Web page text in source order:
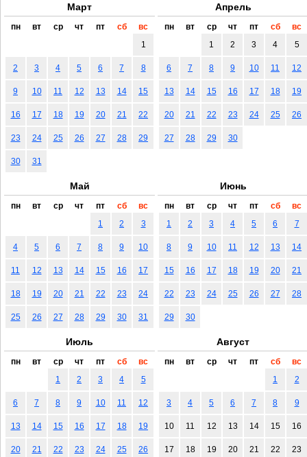
Март
пн вт ср чт пт сб
вс
1
2 3 4 5 6 7 8
9 10 11 12 13 14 15
16 17 18 19 20 21 22
23 24 25 26 27 28 29
30 31
Апрель
пн вт ср чт пт сб
вс
1
2 3 4 5
6 7 8 9 10 11 12
13 14 15 16 17 18 19
20 21 22 23 24 25 26
27 28 29 30
Май
пн вт ср чт пт сб
вс
1
2 3
4 5 6 7 8 9 10
11 12 13 14 15 16 17
18 19 20 21 22 23 24
25 26 27 28 29 30 31
Июнь
пн вт ср чт пт сб
вс
1
2 3 4 5 6 7
8 9 10 11 12 13 14
15 16 17 18 19 20 21
22 23 24 25 26 27 28
29 30
Июль
пн вт ср чт пт сб
вс
1
2 3 4 5
6 7 8 9 10 11 12
13 14 15 16 17 18 19
20 21 22 23 24 25 26
Август
пн вт ср чт пт сб
вс
1
2
3 4 5 6 7 8 9
10 11 12 13 14 15 16
17 18 19 20 21 22 23